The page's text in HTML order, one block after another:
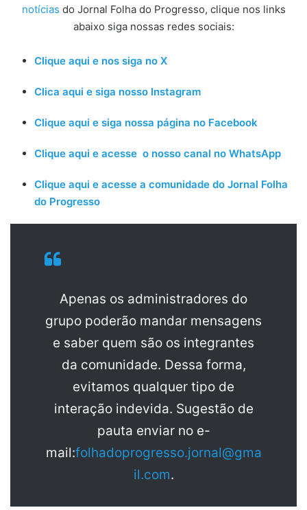
notícias do Jornal Folha do Progresso, clique nos links
abaixo siga nossas redes sociais:
Clique aqui e nos siga no X
Clica aqui e siga nosso Instagram
Clique aqui e siga nossa página no Facebook
Clique aqui e acesse o nosso canal no WhatsApp
Clique aqui e acesse a comunidade do Jornal Folha
do Progresso
Apenas os administradores do
grupo poderão mandar mensagens
e saber quem são os integrantes
da comunidade. Dessa forma,
evitamos qualquer tipo de
interação indevida. Sugestão de
pauta enviar no e-
mail:folhadoprogresso.jornal@gma
il.com.